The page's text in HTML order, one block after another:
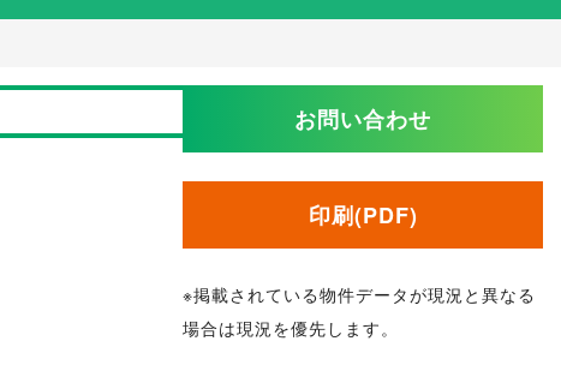
お問い合わせ
印刷(PDF)
※掲載されている物件データが現況と異なる
場合は現況を優先します。